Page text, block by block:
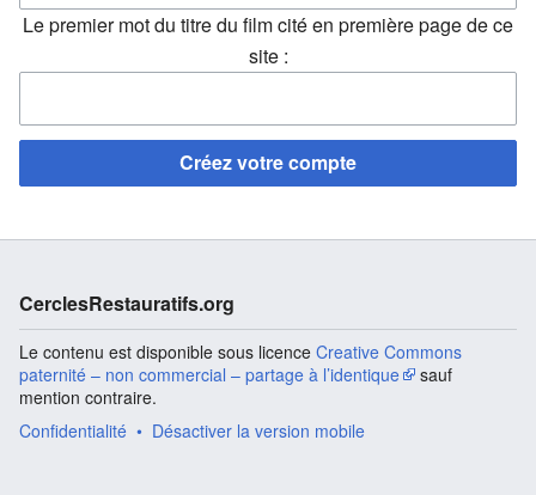
Le premier mot du titre du film cité en première page de ce
site :
Créez votre compte
CerclesRestauratifs.org
Le contenu est disponible sous licence Creative Commons
paternité – non commercial – partage à l’identique
sauf
mention contraire.
Confidentialité
Désactiver la version mobile